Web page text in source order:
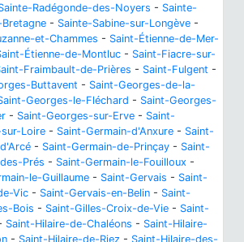
Radégonde-des-Noyers - Sainte-
- Sainte-Sabine-sur-Longève -
et-Chammes - Saint-Étienne-de-Mer-
Étienne-de-Montluc - Saint-Fiacre-sur-
Fraimbault-de-Prières - Saint-Fulgent -
Buttavent - Saint-Georges-de-la-
Georges-le-Fléchard - Saint-Georges-
- Saint-Georges-sur-Erve - Saint-
Loire - Saint-Germain-d'Anxure - Saint-
- Saint-Germain-de-Prinçay - Saint-
Prés - Saint-Germain-le-Fouilloux -
le-Guillaume - Saint-Gervais - Saint-
Vic - Saint-Gervais-en-Belin - Saint-
Bois - Saint-Gilles-Croix-de-Vie - Saint-
Saint-Hilaire-de-Chaléons - Saint-Hilaire-
- Saint-Hilaire-de-Riez - Saint-Hilaire-des-